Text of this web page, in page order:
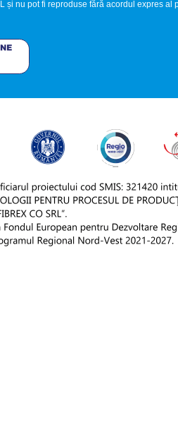
și nu pot fi reproduse fără acordul expres al